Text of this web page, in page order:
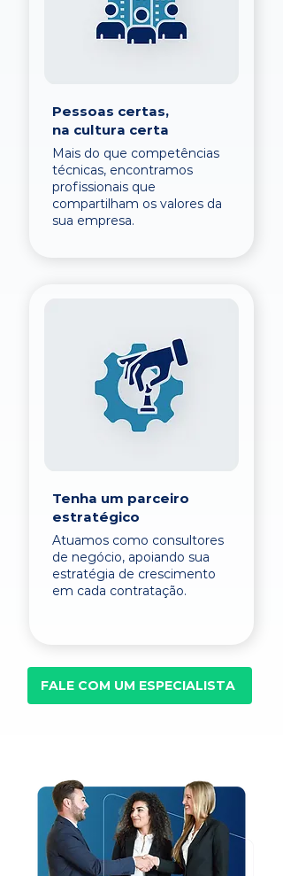
Pessoas certas,
na cultura certa
Mais do que competências
técnicas, encontramos
profissionais que
compartilham os valores da
sua empresa.
Tenha um parceiro
estratégico
Atuamos como consultores
de negócio, apoiando sua
estratégia de crescimento
em cada contratação.
FALE COM UM ESPECIALISTA